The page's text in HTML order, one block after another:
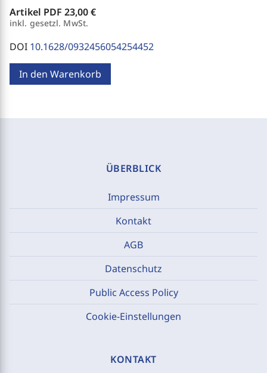
Artikel PDF 23,00 €
inkl. gesetzl. MwSt.
DOI 10.1628/0932456054254452
In den Warenkorb
ÜBERBLICK
Impressum
Kontakt
AGB
Datenschutz
Public Access Policy
Cookie-Einstellungen
KONTAKT